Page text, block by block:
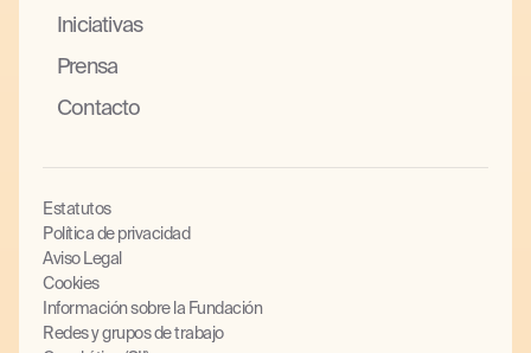
Iniciativas
Prensa
Contacto
Estatutos
Política de privacidad
Aviso Legal
Cookies
Información sobre la Fundación
Redes y grupos de trabajo